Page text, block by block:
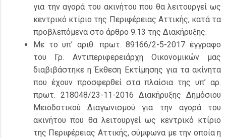
για την αγορά του ακινήτου που θα λειτουργεί ως
κεντρικό κτίριο της Περιφέρειας Αττικής, κατά τα
προβλεπόμενα στο άρθρο 9.13 της Διακήρυξης.
Με το υπ’ αριθ. πρωτ. 89166/2-5-2017 έγγραφο
του Γρ. Αντιπεριφερειάρχη Οικονομικών μας
διαβιβάστηκε η Έκθεση Εκτίμησης για τα ακίνητα
που έχουν προσφερθεί στα πλαίσια της υπ’ αρ.
πρωτ. 218048/23-11-2016 Διακήρυξης Δημόσιου
Μειοδοτικού Διαγωνισμού για την αγορά του
ακινήτου που θα λειτουργεί ως κεντρικό κτίριο
της Περιφέρειας Αττικής, σύμφωνα με την οποία η